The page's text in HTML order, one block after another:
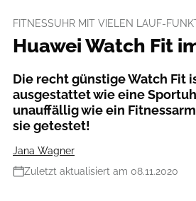
FITNESSUHR MIT VIELEN LAUF-
Huawei Watch Fit
Die recht günstige Watch Fit
ausgestattet wie eine
unauffällig wie ein
sie getestet!
Jana Wagner
Zuletzt aktualisiert am 08.11.2020